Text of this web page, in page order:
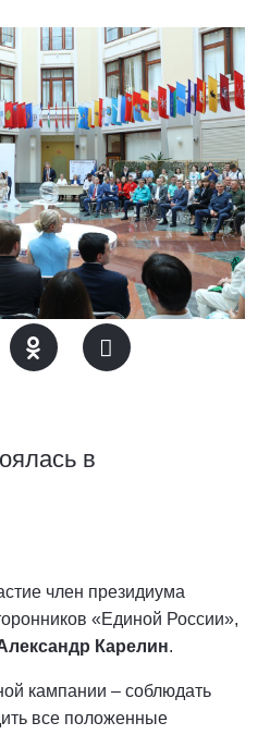
в
член президиума
«Единой России»,
Карелин.
кампании – соблюдать
все положенные